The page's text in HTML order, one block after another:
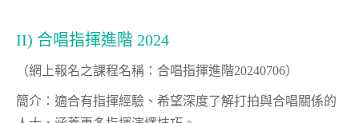
II) 合唱指揮進階 2024
（網上報名之課程名稱：合唱指揮進階20240706）
簡介：適合有指揮經驗、希望深度了解打拍與合唱關係的